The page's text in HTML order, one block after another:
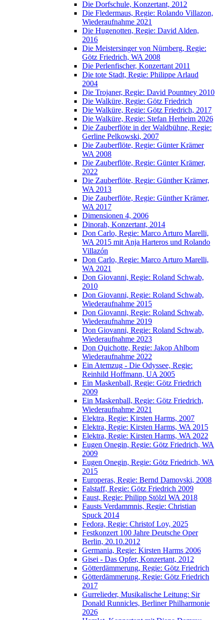
Die Dorfschule, Konzertant, 2012
Die Fledermaus, Regie: Rolando Villazon,
Wiederaufnahme 2021
Die Hugenotten, Regie: David Alden,
2016
Die Meistersinger von Nürnberg, Regie:
Götz Friedrich, WA 2008
Die Perlenfischer, Konzertant 2011
Die tote Stadt, Regie: Philippe Arlaud
2004
Die Trojaner, Regie: David Pountney 2010
Die Walküre, Regie: Götz Friedrich
Die Walküre, Regie: Götz Friedrich, 2017
Die Walküre, Regie: Stefan Herheim 2026
Die Zauberflöte in der Waldbühne, Regie:
Gerline Pelkowski, 2007
Die Zauberflöte, Regie: Günter Krämer
WA 2008
Die Zauberflöte, Regie: Günter Krämer,
2022
Die Zauberflöte, Regie: Günther Krämer,
WA 2013
Die Zauberflöte, Regie: Günther Krämer,
WA 2017
Dimensionen 4, 2006
Dinorah, Konzertant, 2014
Don Carlo, Regie: Marco Arturo Marelli,
WA 2015 mit Anja Harteros und Rolando
Villazón
Don Carlo, Regie: Marco Arturo Marelli,
WA 2021
Don Giovanni, Regie: Roland Schwab,
2010
Don Giovanni, Regie: Roland Schwab,
Wiederaufnahme 2015
Don Giovanni, Regie: Roland Schwab,
Wiederaufnahme 2019
Don Giovanni, Regie: Roland Schwab,
Wiederaufnahme 2023
Don Quichotte, Regie: Jakop Ahlbom
Wiederaufnahme 2022
Ein Atemzug - Die Odyssee, Regie:
Reinhild Hoffmann, UA 2005
Ein Maskenball, Regie: Götz Friedrich
2009
Ein Maskenball, Regie: Götz Friedrich,
Wiederaufnahme 2021
Elektra, Regie: Kirsten Harms, 2007
Elektra, Regie: Kirsten Harms, WA 2015
Elektra, Regie: Kirsten Harms, WA 2022
Eugen Onegin, Regie: Götz Friedrich, WA
2009
Eugen Onegin, Regie: Götz Friedrich, WA
2015
Europeras, Regie: Bernd Damovski, 2008
Falstaff, Regie: Götz Friedrich 2009
Faust, Regie: Philipp Stölzl WA 2018
Fausts Verdammnis, Regie: Christian
Spuck 2014
Fedora, Regie: Christof Loy, 2025
Festkonzert 100 Jahre Deutsche Oper
Berlin, 20.10.2012
Germania, Regie: Kirsten Harms 2006
Gisei - Das Opfer, Konzertant, 2012
Götterdämmerung, Regie: Götz Friedrich
Götterdämmerung, Regie: Götz Friedrich
2017
Gurrelieder, Musikalische Leitung: Sir
Donald Runnicles, Berliner Philharmonie
2026